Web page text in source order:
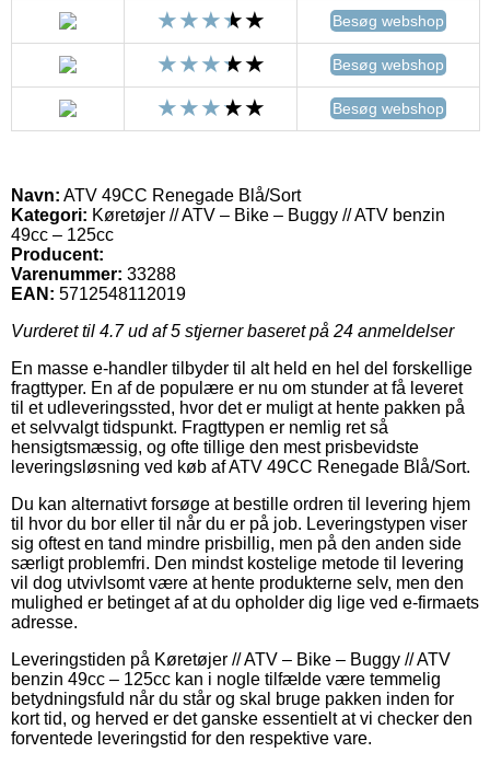
Besøg webshop
Besøg webshop
Besøg webshop
Navn: ATV 49CC Renegade Blå/Sort
Kategori: Køretøjer // ATV – Bike – Buggy // ATV benzin
49cc – 125cc
Producent:
Varenummer: 33288
EAN: 5712548112019
Vurderet til 4.7ud af 5 stjerner baseret på 24 anmeldelser
En masse e-handler tilbyder til alt held en hel del forskellige
fragttyper. En af de populære er nu om stunder at få leveret
til et udleveringssted, hvor det er muligt at hente pakken på
et selvvalgt tidspunkt. Fragttypen er nemlig ret så
hensigtsmæssig, og ofte tillige den mest prisbevidste
leveringsløsning ved køb af ATV 49CC Renegade Blå/Sort.
Du kan alternativt forsøge at bestille ordren til levering hjem
til hvor du bor eller til når du er på job. Leveringstypen viser
sig oftest en tand mindre prisbillig, men på den anden side
særligt problemfri. Den mindst kostelige metode til levering
vil dog utvivlsomt være at hente produkterne selv, men den
mulighed er betinget af at du opholder dig lige ved e-firmaets
adresse.
Leveringstiden på Køretøjer // ATV – Bike – Buggy // ATV
benzin 49cc – 125cc kan i nogle tilfælde være temmelig
betydningsfuld når du står og skal bruge pakken inden for
kort tid, og herved er det ganske essentielt at vi checker den
forventede leveringstid for den respektive vare.